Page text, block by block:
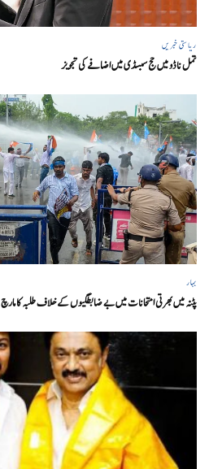
ریاستی خبریں
تمل ناڈو میں حج سبسڈی میں اضافے کی تجویز
بہار
پٹنہ میں بھرتی امتحانات میں بے ضابطگیوں کے خلاف طلبہ کا مارچ